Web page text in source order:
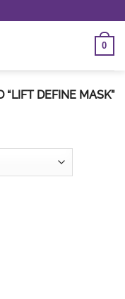
0
“LIFT DEFINE MASK”